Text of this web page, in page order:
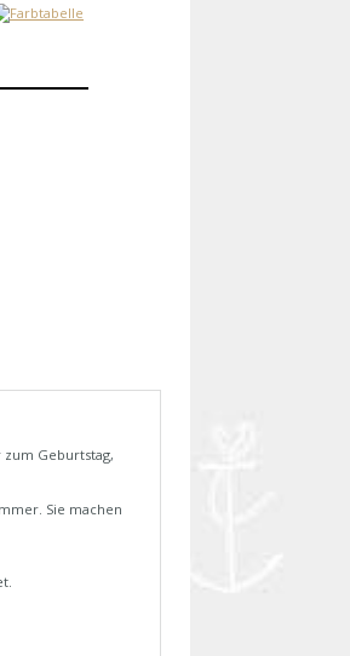
Geburtstag,
Sie machen